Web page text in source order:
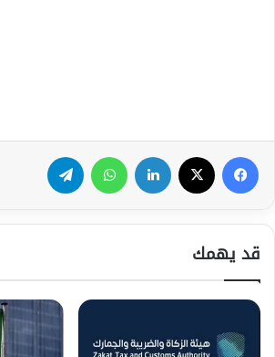
فيسبوك لينكدإن واتساب
قد يهمك